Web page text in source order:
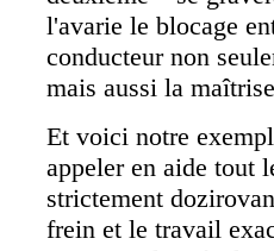
l'avarie le blocage
conducteur non
mais aussi la
Et voici notre
appeler en aide tout
strictement
frein et le travail